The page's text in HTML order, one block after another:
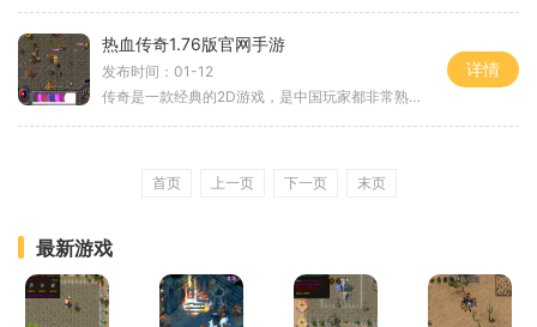
热血传奇1.76版官网手游
发布时间：01-12
传奇是一款经典的2D游戏，是中国玩家都非常熟悉的一款角色扮演游戏。在传奇的世界里，玩家可以与其他万人在线的玩家进行互动，合作或者对战，体验真实的游戏世界。当前最火的版
详情
首页 上一页 下一页 末页
最新游戏